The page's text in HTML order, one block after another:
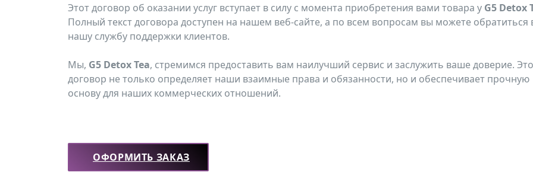
Этот договор об оказании услуг вступает в силу с момента приобретения вами товара у G5 Detox
Полный текст договора доступен на нашем веб-сайте, а по всем вопросам вы можете обратиться
нашу службу поддержки клиентов.
Мы, G5 Detox Tea, стремимся предоставить вам наилучший сервис и заслужить ваше доверие.
договор не только определяет наши взаимные права и обязанности, но и обеспечивает прочную
основу для наших коммерческих отношений.
ОФОРМИТЬ ЗАКАЗ